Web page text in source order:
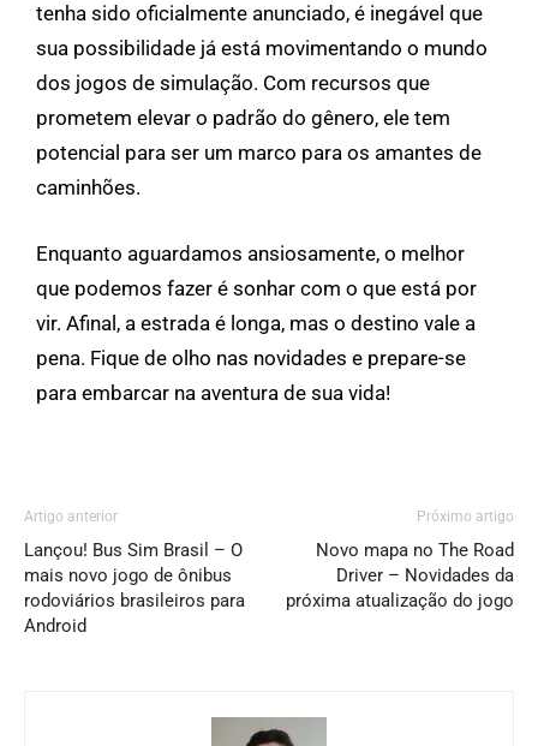
tenha sido oficialmente anunciado, é inegável que
sua possibilidade já está movimentando o mundo
dos jogos de simulação. Com recursos que
prometem elevar o padrão do gênero, ele tem
potencial para ser um marco para os amantes de
caminhões.
Enquanto aguardamos ansiosamente, o melhor
que podemos fazer é sonhar com o que está por
vir. Afinal, a estrada é longa, mas o destino vale a
pena. Fique de olho nas novidades e prepare-se
para embarcar na aventura de sua vida!
Artigo anterior
Lançou! Bus Sim Brasil – O
mais novo jogo de ônibus
rodoviários brasileiros para
Android
Próximo artigo
Novo mapa no The Road
Driver – Novidades da
próxima atualização do jogo